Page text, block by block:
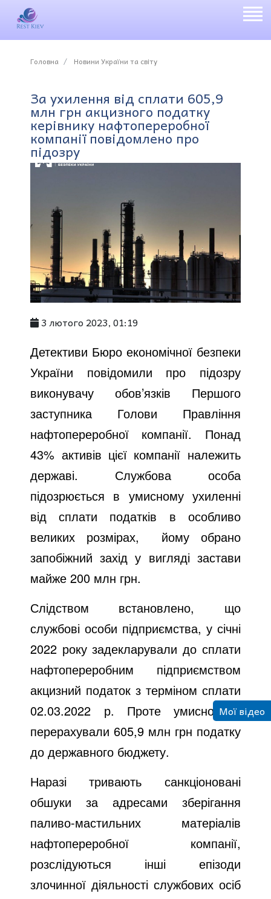
Головна Новини України та світу
За ухилення від сплати 605,9
млн грн акцизного податку
керівнику нафтопереробної
компанії повідомлено про
підозру
3 лютого 2023, 01:19
Детективи Бюро економічної безпеки
України повідомили про підозру
виконувачу обов’язків Першого
заступника Голови Правління
нафтопереробної компанії. Понад
43% активів цієї компанії належить
державі. Службова особа
підозрюється в умисному ухиленні
від сплати податків в особливо
великих розмірах, йому обрано
запобіжний захід у вигляді застави
майже 200 млн грн.
Слідством встановлено, що
службові особи підприємства, у січні
2022 року задекларували до сплати
нафтопереробним підприємством
акцизний податок з терміном сплати
02.03.2022 р. Проте умисно не
перерахували 605,9 млн грн податку
до державного бюджету.
Наразі тривають санкціоновані
обшуки за адресами зберігання
паливо-мастильних матеріалів
нафтопереробної компанії,
розслідуються інші епізоди
злочинної діяльності службових осіб
Мої відео